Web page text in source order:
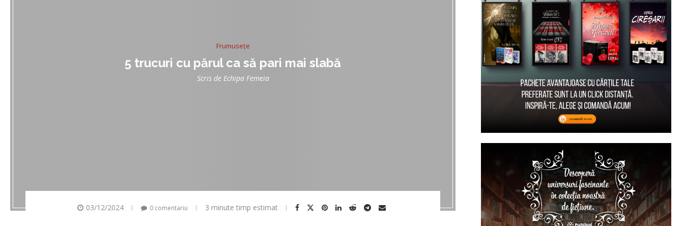
Frumusețe
5 trucuri cu părul ca să pari mai slabă
Scris de Echipa Femeia
03/12/2024 0 comentariu 3 minute timp estimat